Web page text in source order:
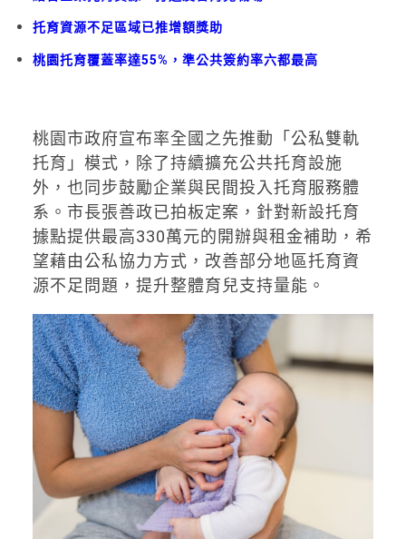
托育資源不足區域已推增額獎助
桃園托育覆蓋率達55%，準公共簽約率六都最高
桃園市政府宣布率全國之先推動「公私雙軌
托育」模式，除了持續擴充公共托育設施
外，也同步鼓勵企業與民間投入托育服務體
系。市長張善政已拍板定案，針對新設托育
據點提供最高330萬元的開辦與租金補助，希
望藉由公私協力方式，改善部分地區托育資
源不足問題，提升整體育兒支持量能。